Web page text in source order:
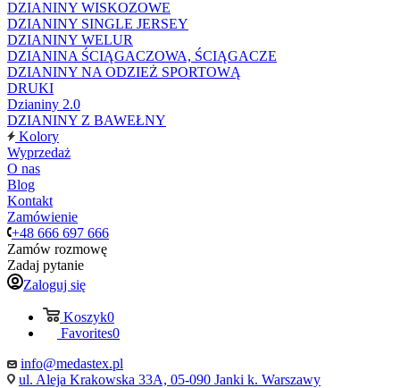
DZIANINY WISKOZOWE
DZIANINY SINGLE JERSEY
DZIANINY WELUR
DZIANINA ŚCIĄGACZOWA, ŚCIĄGACZE
DZIANINY NA ODZIEŻ SPORTOWĄ
DRUKI
Dzianiny 2.0
DZIANINY Z BAWEŁNY
Kolory
Wyprzedaż
O nas
Blog
Kontakt
Zamówienie
+48 666 697 666
Zamów rozmowę
Zadaj pytanie
Zaloguj się
Koszyk0
Favorites0
info@medastex.pl
ul. Aleja Krakowska 33A, 05-090 Janki k. Warszawy